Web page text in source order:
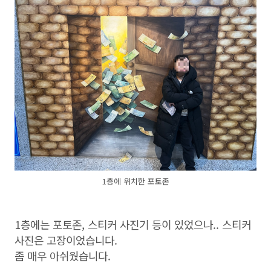
1층에 위치한 포토존
1층에는 포토존, 스티커 사진기 등이 있었으나.. 스티커
사진은 고장이었습니다.
좀 매우 아쉬웠습니다.